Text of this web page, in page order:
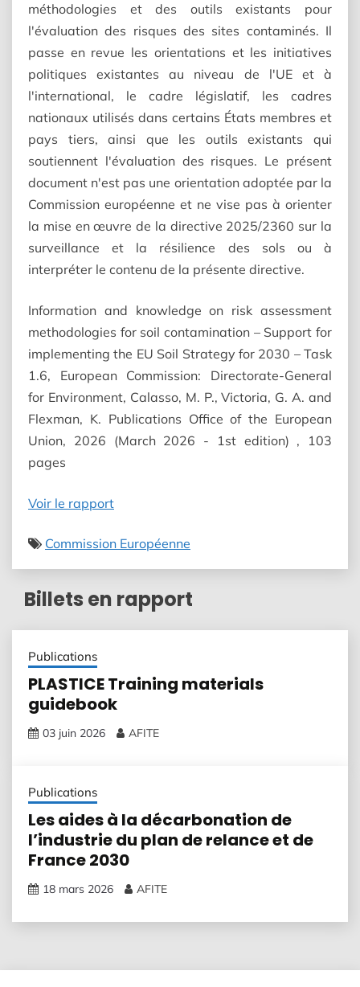
méthodologies et des outils existants pour
l'évaluation des risques des sites contaminés. Il
passe en revue les orientations et les initiatives
politiques existantes au niveau de l'UE et à
l'international, le cadre législatif, les cadres
nationaux utilisés dans certains États membres et
pays tiers, ainsi que les outils existants qui
soutiennent l'évaluation des risques. Le présent
document n'est pas une orientation adoptée par la
Commission européenne et ne vise pas à orienter
la mise en œuvre de la directive 2025/2360 sur la
surveillance et la résilience des sols ou à
interpréter le contenu de la présente directive.
Information and knowledge on risk assessment
methodologies for soil contamination – Support for
implementing the EU Soil Strategy for 2030 – Task
1.6, European Commission: Directorate-General
for Environment, Calasso, M. P., Victoria, G. A. and
Flexman, K. Publications Office of the European
Union, 2026 (March 2026 - 1st edition) , 103
pages
Voir le rapport
Commission Européenne
Billets en rapport
Publications
PLASTICE Training materials
guidebook
03 juin 2026 AFITE
Publications
Les aides à la décarbonation de
l’industrie du plan de relance et de
France 2030
18 mars 2026 AFITE